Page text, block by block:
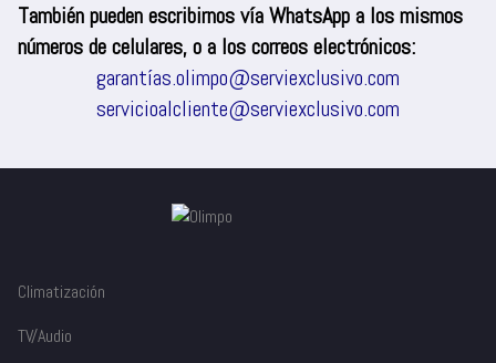
También pueden escribirnos vía WhatsApp a los mismos
números de celulares, o a los correos electrónicos:
garantías.olimpo@serviexclusivo.com
servicioalcliente@serviexclusivo.com
Climatización
TV/Audio